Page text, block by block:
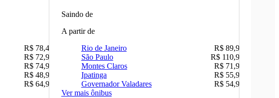
R$ 78,47
R$ 72,90
R$ 74,90
R$ 48,90
R$ 64,90
Saindo de
A partir de
Rio de Janeiro
R$ 89,90
São Paulo
R$ 110,90
Montes Claros
R$ 71,90
Ipatinga
R$ 55,90
Governador Valadares
R$ 54,90
Ver mais ônibus